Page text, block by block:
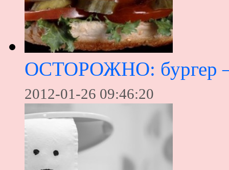
ОСТОРОЖНО: бургер
2012-01-26 09:46:20